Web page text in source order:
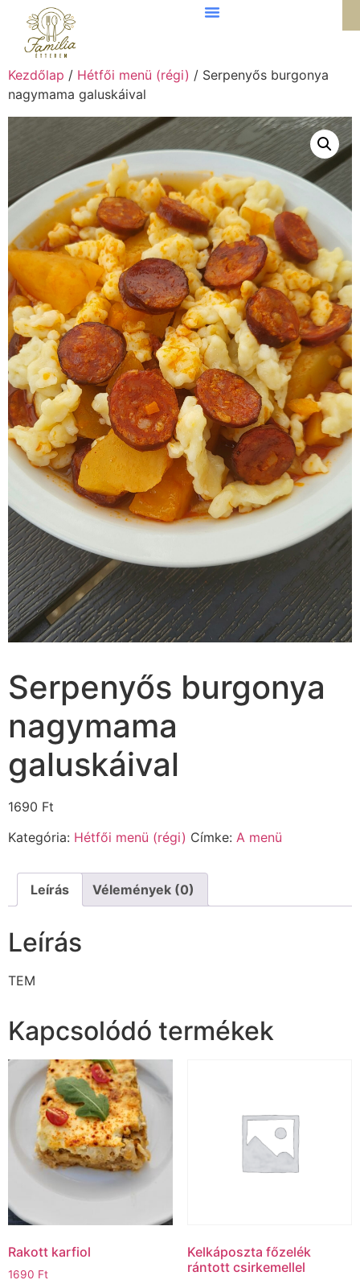
Kezdőlap / Hétfői menü (régi) / Serpenyős burgonya
nagymama galuskáival
Serpenyős burgonya
nagymama
galuskáival
1690 Ft
Kategória: Hétfői menü (régi) Címke: A menü
Leírás Vélemények (0)
Leírás
TEM
Kapcsolódó termékek
Rakott karfiol
1690 Ft
Kelkáposzta főzelék
rántott csirkemellel